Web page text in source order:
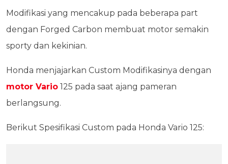
Modifikasi yang mencakup pada beberapa part
dengan Forged Carbon membuat motor semakin
sporty dan kekinian.
Honda menjajarkan Custom Modifikasinya dengan
motor Vario 125 pada saat ajang pameran
berlangsung.
Berikut Spesifikasi Custom pada Honda Vario 125: